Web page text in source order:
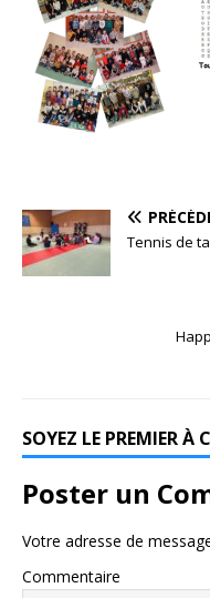
Tennis de
SOYEZ LE PREMIER À
Poster un
Votre adresse de
Commentaire